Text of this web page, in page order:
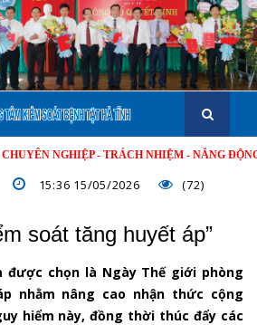
NGHIỆP - TRÁCH NHIỆM - NĂNG ĐỘNG -
15:36 15/05/2026 (72)
soát tăng huyết áp”
được chọn là Ngày Thế giới phòng
nhằm nâng cao nhận thức cộng
hiểm này, đồng thời thúc đẩy các